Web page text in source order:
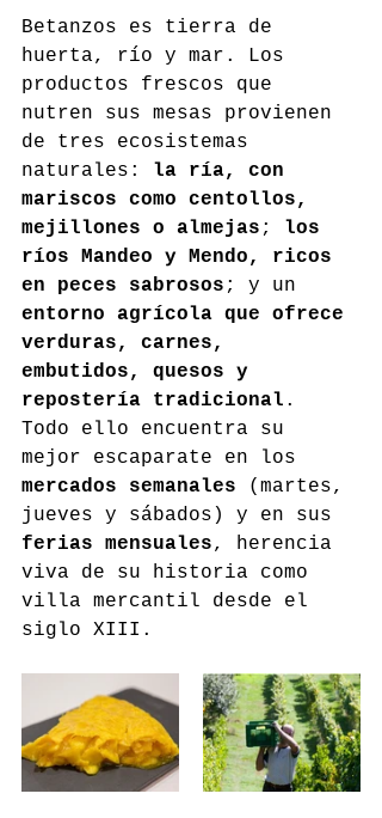
Betanzos es tierra de
huerta, río y mar. Los
productos frescos que
nutren sus mesas provienen
de tres ecosistemas
naturales:
la ría, con
mariscos como centollos,
mejillones o almejas ;
los
ríos Mandeo y Mendo, ricos
en peces sabrosos ; y un
entorno agrícola que ofrece
verduras, carnes,
embutidos, quesos y
repostería tradicional .
Todo ello encuentra su
mejor escaparate en los
mercados semanales (martes,
jueves y sábados) y en sus
ferias mensuales, herencia
viva de su historia como
villa mercantil desde el
siglo XIII.